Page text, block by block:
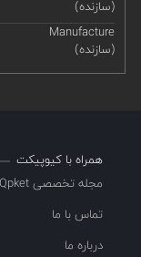
(سازنده)
Manufacture
(سازنده)
همراه با کیوپیکت
مجله تخصصی Qpket
تماس با ما
درباره ما